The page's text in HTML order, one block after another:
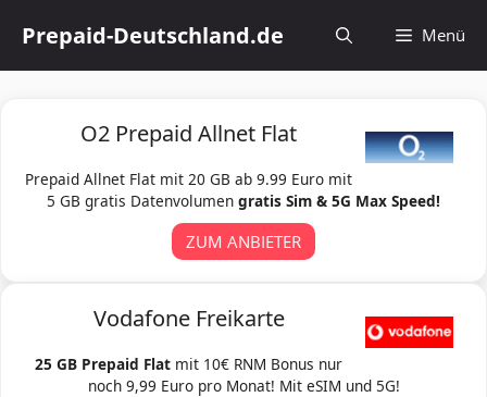
Inhalt
springen
Prepaid-Deutschland.de Menü
O2 Prepaid Allnet Flat
Prepaid Allnet Flat mit 20 GB ab 9.99 Euro mit
5 GB gratis Datenvolumen gratis Sim & 5G Max Speed!
ZUM ANBIETER
Vodafone Freikarte
25 GB Prepaid Flat mit 10€ RNM Bonus nur
noch 9,99 Euro pro Monat! Mit eSIM und 5G!